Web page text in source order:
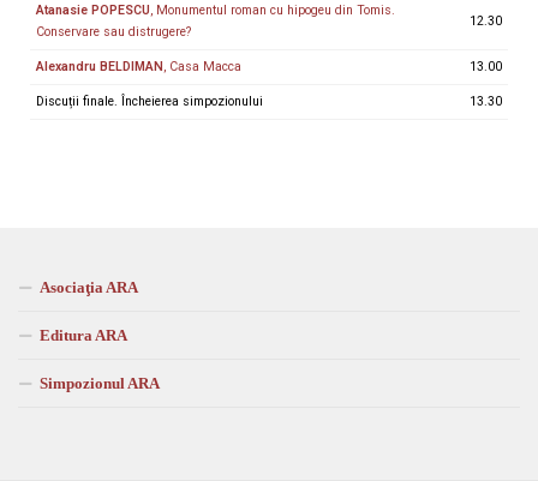
Atanasie POPESCU, Monumentul roman cu hipogeu din Tomis.
Conservare sau distrugere?
12.30
Alexandru BELDIMAN, Casa Macca 13.00
Discuții finale. Încheierea simpozionului 13.30
Asociaţia ARA
Editura ARA
Simpozionul ARA